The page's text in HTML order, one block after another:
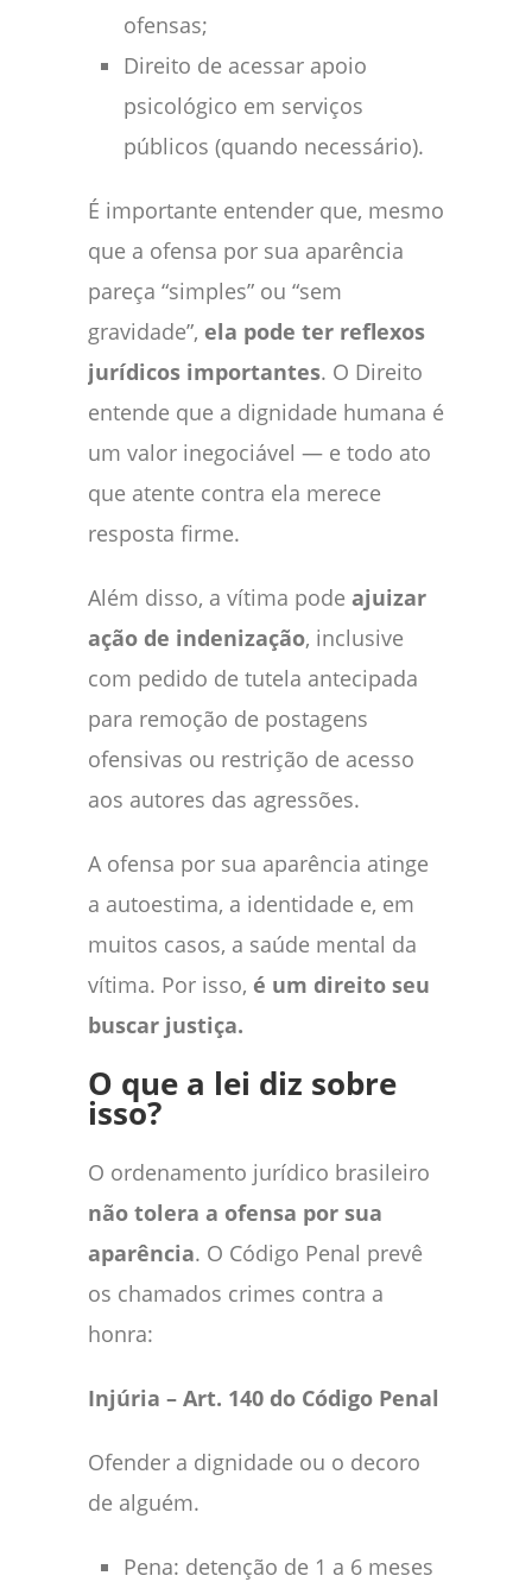
ofensas;
Direito de acessar apoio
psicológico em serviços
públicos (quando necessário).
É importante entender que, mesmo
que a ofensa por sua aparência
pareça “simples” ou “sem
gravidade”, ela pode ter reflexos
jurídicos importantes. O Direito
entende que a dignidade humana é
um valor inegociável — e todo ato
que atente contra ela merece
resposta firme.
Além disso, a vítima pode ajuizar
ação de indenização, inclusive
com pedido de tutela antecipada
para remoção de postagens
ofensivas ou restrição de acesso
aos autores das agressões.
A ofensa por sua aparência atinge
a autoestima, a identidade e, em
muitos casos, a saúde mental da
vítima. Por isso, é um direito seu
buscar justiça.
O que a lei diz sobre
isso?
O ordenamento jurídico brasileiro
não tolera a ofensa por sua
aparência. O Código Penal prevê
os chamados crimes contra a
honra:
Injúria – Art. 140 do Código Penal
Ofender a dignidade ou o decoro
de alguém.
Pena: detenção de 1 a 6 meses